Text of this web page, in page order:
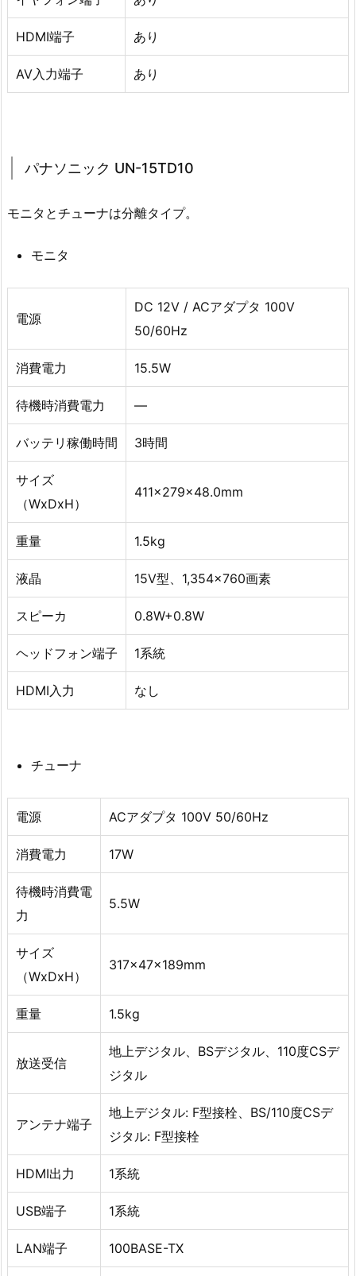
HDMI端子 あり
AV入力端子 あり
パナソニック UN-15TD10
モニタとチューナは分離タイプ。
モニタ
電源
DC 12V / ACアダプタ 100V
50/60Hz
消費電力 15.5W
待機時消費電力 —
バッテリ稼働時間 3時間
サイズ
（WxDxH）
411x279x48.0mm
重量 1.5kg
液晶 15V型、1,354×760画素
スピーカ 0.8W+0.8W
ヘッドフォン端子 1系統
HDMI入力 なし
チューナ
電源 ACアダプタ 100V 50/60Hz
消費電力 17W
待機時消費電
力
5.5W
サイズ
（WxDxH）
317x47x189mm
重量 1.5kg
放送受信
地上デジタル、BSデジタル、110度CSデ
ジタル
アンテナ端子
地上デジタル: F型接栓、BS/110度CSデ
ジタル: F型接栓
HDMI出力 1系統
USB端子 1系統
LAN端子 100BASE-TX